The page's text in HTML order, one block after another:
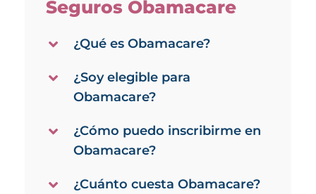
Seguros Obamacare
¿Qué es Obamacare?
¿Soy elegible para
Obamacare?
¿Cómo puedo inscribirme en
Obamacare?
¿Cuánto cuesta Obamacare?